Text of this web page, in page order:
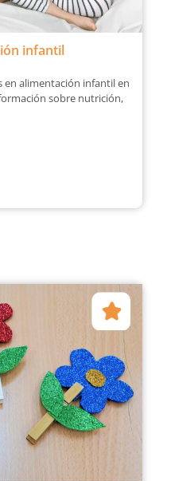
infantil
en alimentación infantil en
sobre nutrición,